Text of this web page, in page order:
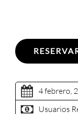
4 febrero,
Usuarios